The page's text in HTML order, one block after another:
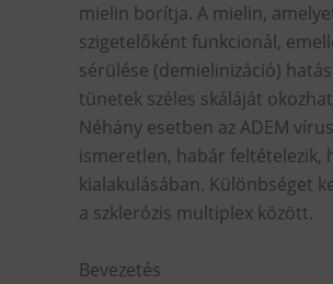
mielin borítja. A mielin,
szigetelőként funkcionál,
sérülése (demielinizáció)
tünetek széles skáláját
Néhány esetben az ADEM
ismeretlen, habár feltételezik,
kialakulásában. Különbséget
a szklerózis multiplex között.
Bevezetés